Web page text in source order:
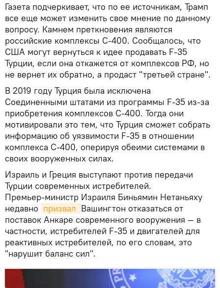
Газета подчеркивает, что по ее источникам, Трамп
все еще может изменить свое мнение по данному
вопросу. Камнем преткновения являются
российские комплексы С-400. Сообщалось, что
США могут вернуться к идее продавать F-35
Турции, если она откажется от комплексов РФ, но
не вернет их обратно, а продаст "третьей стране".
В 2019 году Турция была исключена
Соединенными штатами из программы F-35 из-за
приобретения комплексов С-400. Тогда они
мотивировали это тем, что Турция сможет собрать
информацию об уязвимости F-35 в отношении
комплекса C-400, оперируя обеими системами в
своих вооруженных силах.
Израиль и Греция выступают против передачи
Турции современных истребителей.
Премьер‑министр Израиля Биньямин Нетаньяху
недавно призвал Вашингтон отказаться от
поставок Анкаре современного вооружения — в
частности, истребителей F‑35 и двигателей для
реактивных истребителей, по его словам, это
"нарушит баланс сил".